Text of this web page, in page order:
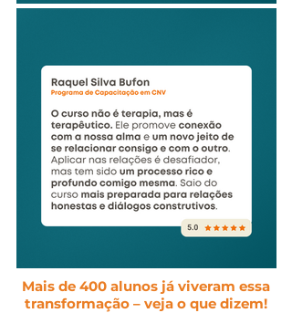
Mais de 400 alunos já viveram essa
transformação – veja o que dizem!